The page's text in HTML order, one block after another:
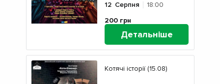
12 Серпня
18:00
200 грн
Детальніше
Котячі історії (15.08)